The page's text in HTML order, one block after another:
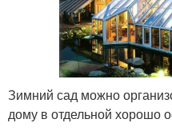
Зимний сад можно
дому в отдельной хорошо